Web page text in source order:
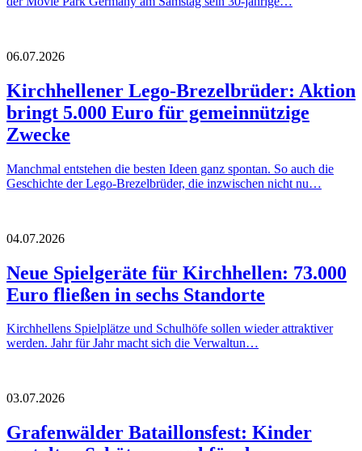
06.07.2026
Kirchhellener Lego-Brezelbrüder: Aktion
bringt 5.000 Euro für gemeinnützige
Zwecke
Manchmal entstehen die besten Ideen ganz spontan. So auch die
Geschichte der Lego-Brezelbrüder, die inzwischen nicht nu…
04.07.2026
Neue Spielgeräte für Kirchhellen: 73.000
Euro fließen in sechs Standorte
Kirchhellens Spielplätze und Schulhöfe sollen wieder attraktiver
werden. Jahr für Jahr macht sich die Verwaltun…
03.07.2026
Grafenwälder Bataillonsfest: Kinder